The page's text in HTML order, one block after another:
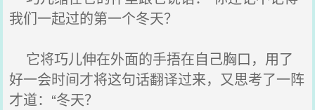
我们一起过的第一个冬天？
它将巧儿伸在外面的手捂在自己胸口，用了
好一会时间才将这句话翻译过来，又思考了一阵
才道：“冬天？